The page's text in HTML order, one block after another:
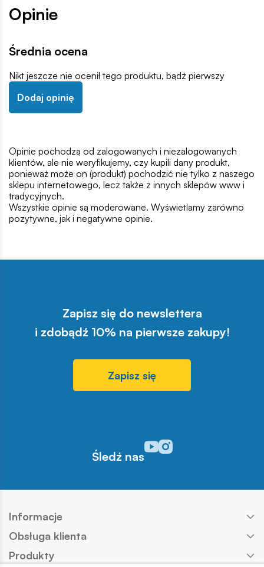
Opinie
Średnia ocena
Nikt jeszcze nie ocenił tego produktu, bądź pierwszy
Dodaj opinię
Opinie pochodzą od zalogowanych i niezalogowanych
klientów, ale nie weryfikujemy, czy kupili dany produkt,
ponieważ może on (produkt) pochodzić nie tylko z naszego
sklepu internetowego, lecz także z innych sklepów www i
tradycyjnych.
Wszystkie opinie są moderowane. Wyświetlamy zarówno
pozytywne, jak i negatywne opinie.
Zapisz się do newslettera
i zdobądź 10% na pierwsze zakupy!
Zapisz się
Śledź nas
Odwiedź nasz profil w
Odwiedź nasz profil w
Informacje
Obsługa klienta
Produkty